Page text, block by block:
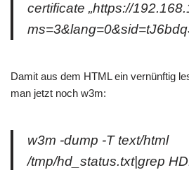
certificate „https://
Damit aus dem HTML ein vernünftig
man jetzt noch w3m:
w3m -dump -T text/html
/tmp/hd_status.txt|grep